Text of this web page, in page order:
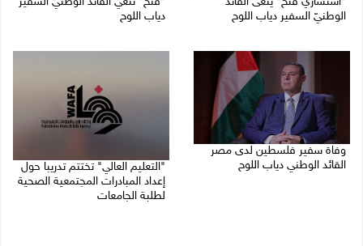
الوطنيّ السفير دياب اللوح
دياب اللوح
وفاة سفير فلسطين لدى مصر
القائد الوطني دياب اللوح
"التعليم العالي" تختتم تدريبا حول
إعداد المبادرات المجتمعية الصحية
لطلبة الجامعات